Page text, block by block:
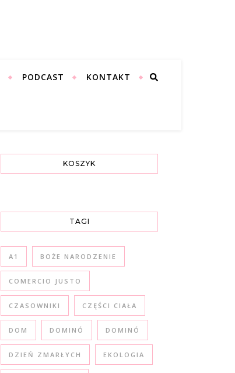
PODCAST KONTAKT
KOSZYK
TAGI
A1 BOŻE NARODZENIE
COMERCIO JUSTO
CZASOWNIKI CZĘŚCI CIAŁA
DOM DOMINÓ DOMINÓ
DZIEŃ ZMARŁYCH EKOLOGIA